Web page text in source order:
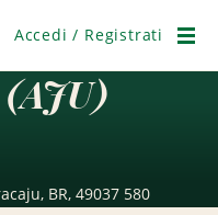
Accedi / Registrati
BR, 49037 580